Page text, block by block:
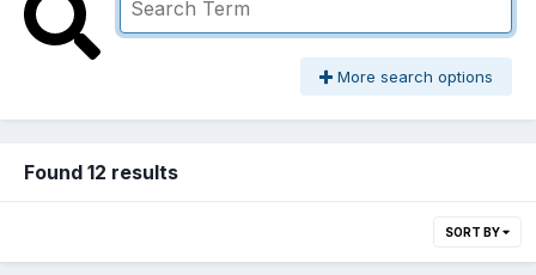
More search options
Found 12 results
SORT BY